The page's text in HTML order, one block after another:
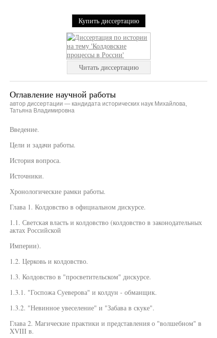
Купить диссертацию
Читать диссертацию
Оглавление научной работы
автор диссертации — кандидата исторических наук Михайлова,
Татьяна Владимировна
Введение.
Цели и задачи работы.
История вопроса.
Источники.
Хронологические рамки работы.
Глава 1. Колдовство в официальном дискурсе.
1.1. Светская власть и колдовство (колдовство в законодательных
актах Российской
Империи).
1.2. Церковь и колдовство.
1.3. Колдовство в "просветительском" дискурсе.
1.3.1. "Госпожа Суеверова" и колдун - обманщик.
1.3.2. "Невинное увеселение" и "Забава в скуке".
Глава 2. Магические практики и представления о "волшебном" в
XVIII в.